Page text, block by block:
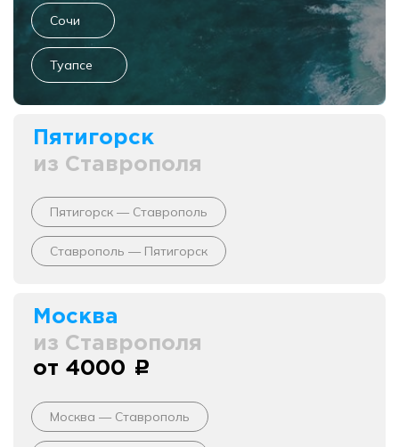
Сочи
Туапсе
Пятигорск
из Ставрополя
Пятигорск — Ставрополь
Ставрополь — Пятигорск
Москва
из Ставрополя
от 4000 c
Москва — Ставрополь